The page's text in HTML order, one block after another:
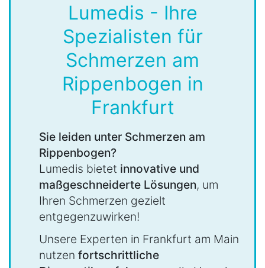
Lumedis - Ihre
Spezialisten für
Schmerzen am
Rippenbogen in
Frankfurt
Sie leiden unter Schmerzen am
Rippenbogen?
Lumedis bietet innovative und
maßgeschneiderte Lösungen, um
Ihren Schmerzen gezielt
entgegenzuwirken!
Unsere Experten in Frankfurt am Main
nutzen fortschrittliche